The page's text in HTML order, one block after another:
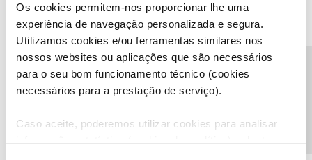
Os cookies permitem-nos proporcionar lhe uma
experiência de navegação personalizada e segura.
Utilizamos cookies e/ou ferramentas similares nos
nossos websites ou aplicações que são necessários
para o seu bom funcionamento técnico (cookies
necessários para a prestação de serviço).
Caso aceite, poderemos utilizar cookies para analisar
@Sofia Morais tentas aceder através da app? limpaste a cache?
caso continues sem conseguir, aconselho-te que ligues para o
apoio ao cliente.
Rafael Piedade Forum|Forum|8 years ago